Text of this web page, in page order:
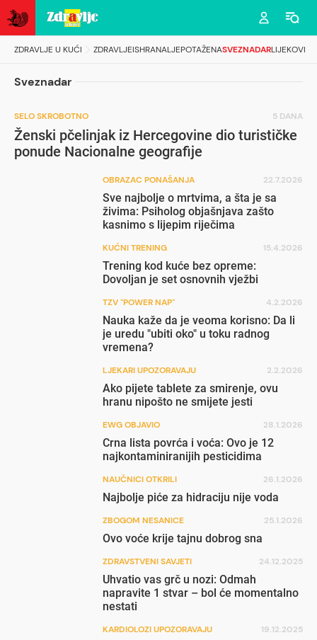
ZDRAVLJE U KUĆI ZDRAVLJEISHRANALJEPOTAŽENASVEZNADARLIJEKOVI
Sveznadar
SELO SKROBOTNO 5 DANA
Ženski pčelinjak iz Hercegovine dio turističke
ponude Nacionalne geografije
OBRAZAC PONAŠANJA 22.7.2026
Sve najbolje o mrtvima, a šta je sa
živima: Psiholog objašnjava zašto
kasnimo s lijepim riječima
KUĆNI TRENING 15.4.2026
Trening kod kuće bez opreme:
Dovoljan je set osnovnih vježbi
TZV "POWER NAP" 4.2.2026
Nauka kaže da je veoma korisno: Da li
je uredu "ubiti oko" u toku radnog
vremena?
LJEKARI UPOZORAVAJU 2.2.2026
Ako pijete tablete za smirenje, ovu
hranu nipošto ne smijete jesti
EWG OBJAVIO 28.1.2026
Crna lista povrća i voća: Ovo je 12
najkontaminiranijih pesticidima
NAUČNICI OTKRILI 26.1.2026
Najbolje piće za hidraciju nije voda
ZBOGOM NESANICE 25.1.2026
Ovo voće krije tajnu dobrog sna
ZDRAVSTVENI SAVJETI 24.12.2025
Uhvatio vas grč u nozi: Odmah
napravite 1 stvar – bol će momentalno
nestati
KARDIOLOZI UPOZORAVAJU 19.12.2025